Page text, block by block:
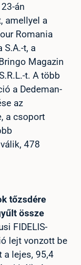
án
amellyel a
Romania
S.A.-t, a
Magazin
t. A több
a Dedeman-
az
a csoport
478
tőzsdére
össze
FIDELIS-
lejt vonzott be
lejes, 95,4